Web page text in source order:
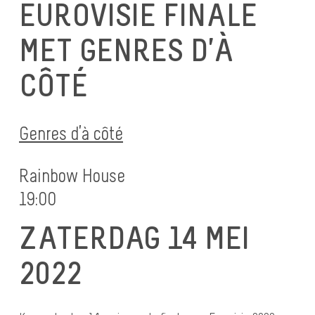
EUROVISIE FINALE
MET GENRES D’À
CÔTÉ
Genres d’à côté
Rainbow House
19:00
ZATERDAG 14 MEI
2022